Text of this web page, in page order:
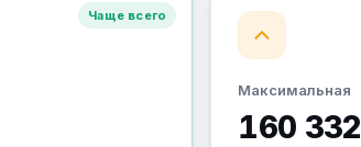
Чаще всего
Максимальная
160 332